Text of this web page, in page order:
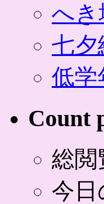
へき
七夕
低学
Count
総閲
今日